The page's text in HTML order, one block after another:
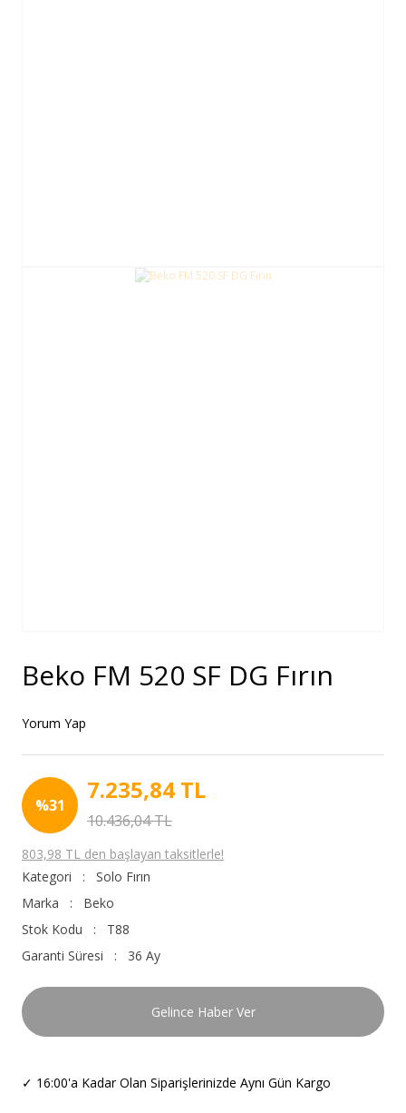
Beko FM 520 SF DG Fırın
Yorum Yap
%31
7.235,84 TL
10.436,04 TL
803,98 TL den başlayan taksitlerle!
Kategori
Solo Fırın
Marka
Beko
Stok Kodu
T88
Garanti Süresi
36 Ay
Gelince Haber Ver
✓ 16:00'a Kadar Olan Siparişlerinizde Aynı Gün Kargo